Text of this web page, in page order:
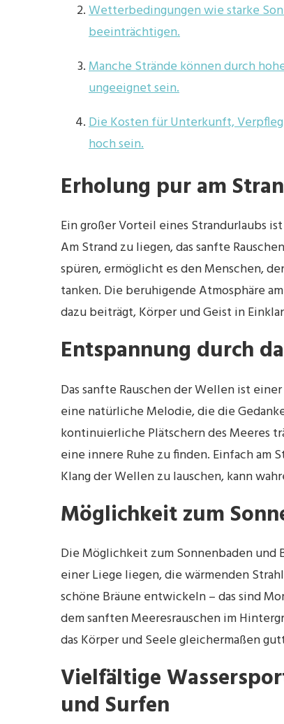
Wetterbedingungen wie starke
beeinträchtigen.
Manche Strände können durch
ungeeignet sein.
Die Kosten für Unterkunft,
hoch sein.
Erholung pur am
Ein großer Vorteil eines Strandurlaubs
Am Strand zu liegen, das sanfte
spüren, ermöglicht es den Menschen,
tanken. Die beruhigende Atmosphäre
dazu beiträgt, Körper und Geist in
Entspannung durch
Das sanfte Rauschen der Wellen ist
eine natürliche Melodie, die die
kontinuierliche Plätschern des Meeres
eine innere Ruhe zu finden. Einfach am
Klang der Wellen zu lauschen, kann
Möglichkeit zum
Die Möglichkeit zum Sonnenbaden und
einer Liege liegen, die wärmenden
schöne Bräune entwickeln – das sind
dem sanften Meeresrauschen im
das Körper und Seele gleichermaßen
Vielfältige
und Surfen